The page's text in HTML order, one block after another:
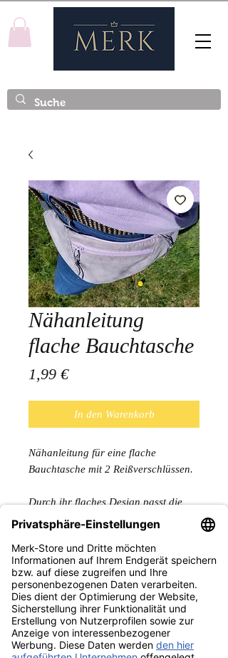
Nähanleitung
flache Bauchtasche
1,99 €Preis
In den Warenkorb
Nähanleitung für eine flache
Bauchtasche mit 2 Reißverschlüssen.
Durch ihr flaches Design passt die
Tasche prima auch unter die Jacke.
Für mich ist sie ein absolutes "Must-
have" beim täglichen Hundegassi. Im
vorderen Fach der Haustürschlüssel
und im hinteren Fach das Handy :-).
Das Video Tutorial findest Du auf
meinem YouTube Kanal Sarah Merk
Selbstgenäht!